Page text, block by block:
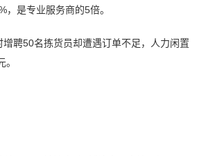
是专业服务商的5倍。
聘50名拣货员却遭遇订单不足，人力闲置